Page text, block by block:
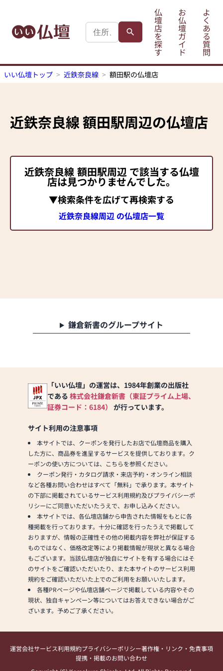
仏
壇
店
を
探
す
お
仏
壇
ガ
イ
ド
よ
く
あ
る
質
問
いい仏壇トップ 近鉄奈良線 額田駅の仏壇店
近鉄奈良線額田駅周辺の仏壇店
近鉄奈良線 額田駅周辺 で該当する仏壇
店は見つかりませんでした。
▼検索条件を広げて再検索する
近鉄奈良線周辺 の仏壇店一覧
鎌倉新書のグループサイト
「いい仏壇」の運営は、1984年創業の出版社
である 株式会社鎌倉新書（東証プライム上場、
証券コード：6184） が行っています。
サイト利用の注意事項
本サイトでは、クーポンを発行したお店で仏壇商品を購入
した方に、商品券を進呈するサービスを提供しております。ク
ーポンの使い方については、こちらを参照ください。
クーポン発行・カタログ請求・来店予約・オンライン相談
など各種お問い合わせはすべて「無料」で承ります。本サイト
の下部に掲載されているサービス利用規約及びプライバシーポ
リシーにご同意いただいたうえで、お申し込みください。
本サイトでは、各仏壇店舗から申告された情報をもとに各
種掲載を行っております。十分に確認を行ったうえで掲載して
おりますが、情報の正確性その他の掲載内容を弊社が保証する
ものではなく、価格改定等により掲載情報が現状と異なる場合
もございます。当該仏壇店が独自にサイトを有する場合にはそ
のサイトをご確認いただいたり、また本サイトのサービス利用
規約をご確認いただいた上でのご利用をお願いいたします。
各種PRページや仏壇店舗ページで掲載している内容やその
現状、独自キャンペーン等についてはお答えできない場合がご
ざいます。予めご了承ください。
運営会社サービス利用規約プライバシーポリシー著作権・リンク・免責事項
提携・掲載のお問い合わせ